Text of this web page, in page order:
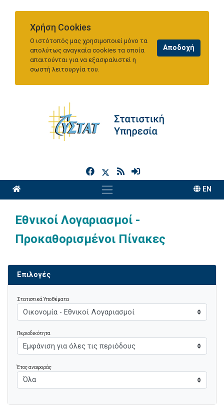
Χρήση Cookies
Ο ιστότοπός μας χρησιμοποιεί μόνο τα
απολύτως αναγκαία cookies τα οποία
απαιτούνται για να εξασφαλιστεί η
σωστή λειτουργία του.
h
EN
Εθνικοί Λογαριασμοί -
Προκαθορισμένοι Πίνακες
Επιλογές
Στατιστικά Υποθέματα
Περιοδικότητα
Έτος αναφοράς